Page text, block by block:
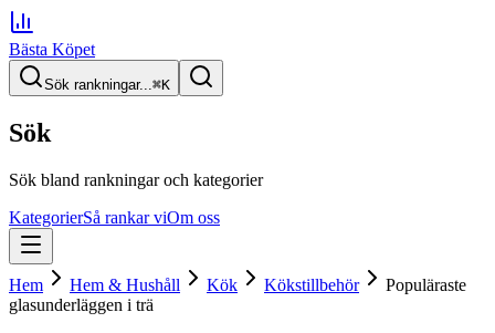
Bästa Köpet
Sök rankningar...⌘K
Sök
Sök bland rankningar och kategorier
KategorierSå rankar viOm oss
Hem Hem & Hushåll Kök Kökstillbehör
Populäraste
glasunderläggen i trä